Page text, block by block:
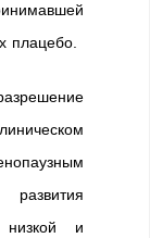
плацебо.
низкой и